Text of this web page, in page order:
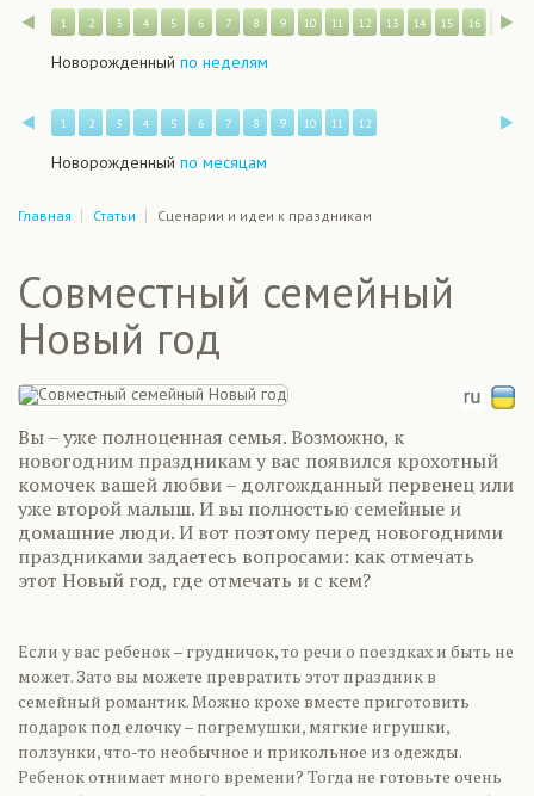
Назад
1 2 3 4 5 6 7 8 9 10 11 12 13 14 15 16 17
Новорожденный по неделям
Назад
1 2 3 4 5 6 7 8 9 10 11 12
Новорожденный по месяцам
Главная Статьи Сценарии и идеи к праздникам
Совместный семейный
Новый год
Вы – уже полноценная семья. Возможно, к
новогодним праздникам у вас появился крохотный
комочек вашей любви – долгожданный первенец или
уже второй малыш. И вы полностью семейные и
домашние люди. И вот поэтому перед новогодними
праздниками задаетесь вопросами: как отмечать
этот Новый год, где отмечать и с кем?
Если у вас ребенок – грудничок, то речи о поездках и быть не
может. Зато вы можете превратить этот праздник в
семейный романтик. Можно крохе вместе приготовить
подарок под елочку – погремушки, мягкие игрушки,
ползунки, что-то необычное и прикольное из одежды.
Ребенок отнимает много времени? Тогда не готовьте очень